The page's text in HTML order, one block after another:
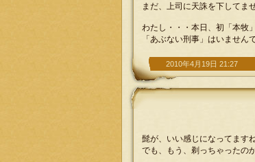
まだ、上司に天誅を下してま
わたし・・・本日、初「本牧
「あぶない刑事」はいません
2010年4月19日 21:27
髭が、いい感じになってますね
でも、もう、剃っちゃったの